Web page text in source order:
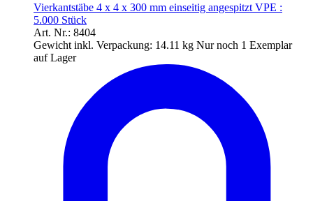
Vierkantstäbe 4 x 4 x 300 mm einseitig angespitzt VPE :
5.000 Stück
Art. Nr.: 8404
Gewicht inkl. Verpackung: 14.11 kg Nur noch 1 Exemplar
auf Lager